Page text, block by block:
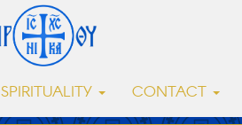
SPIRITUALITY CONTACT